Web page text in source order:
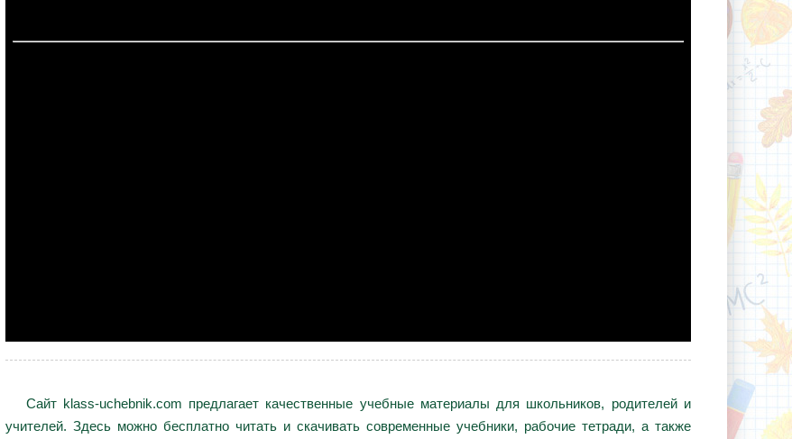
Сайт klass-uchebnik.com предлагает качественные учебные материалы для школьников, родителей и
учителей. Здесь можно бесплатно читать и скачивать современные учебники, рабочие тетради, а также